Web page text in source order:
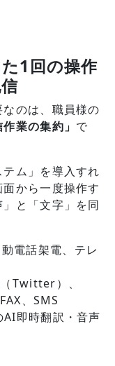
1回の操作
のは、職員様の
作業の集約」 で
ム」を導入すれ
から一度操作す
と「文字」を同
電話架電、テレ
Twitter）、
、SMS
即時翻訳・音声